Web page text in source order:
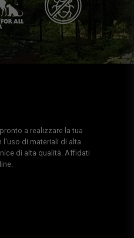
a realizzare la tua
l'uso di materiali di alta
di alta qualità. Affidati